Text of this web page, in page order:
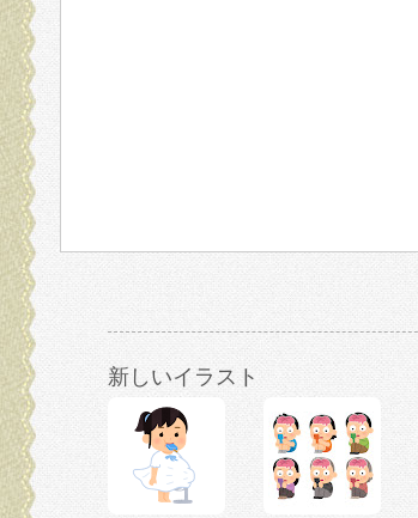
新しいイラスト